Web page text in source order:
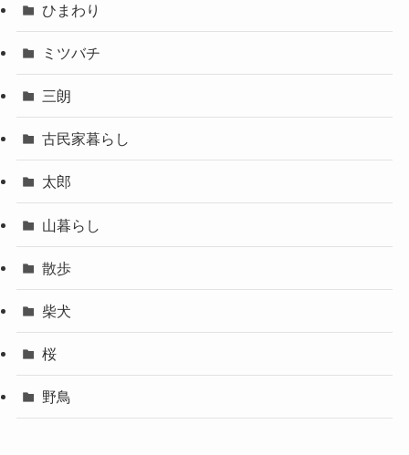
ひまわり
ミツバチ
三朗
古民家暮らし
太郎
山暮らし
散歩
柴犬
桜
野鳥